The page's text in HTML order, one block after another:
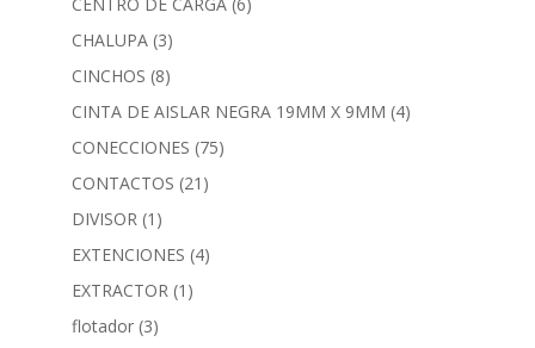
CHALUPA (3)
CINCHOS (8)
CINTA DE AISLAR NEGRA 19MM X 9MM (4)
CONECCIONES (75)
CONTACTOS (21)
DIVISOR (1)
EXTENCIONES (4)
EXTRACTOR (1)
flotador (3)